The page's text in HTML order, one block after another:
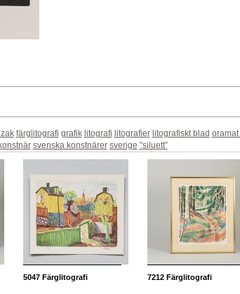
färglitografi grafik litografi litografier litografiskt blad oramat
svenska konstnärer sverige ”siluett”
5047Färglitografi 7212Färglitografi